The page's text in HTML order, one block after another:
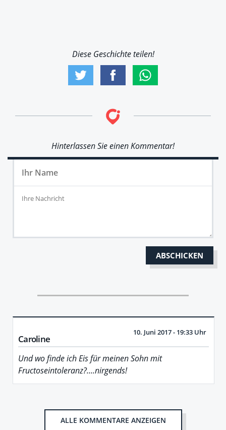
Diese Geschichte teilen!
Hinterlassen Sie einen Kommentar!
Caroline
10. Juni 2017 - 19:33 Uhr
Und wo finde ich Eis für meinen Sohn mit
Fructoseintoleranz?....nirgends!
ALLE KOMMENTARE ANZEIGEN